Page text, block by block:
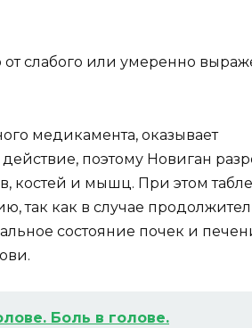
от слабого или умеренно
медикамента, оказывает
поэтому Новиган
костей и мышц. При этом
так как в случае
состояние почек и
Боль в голове.